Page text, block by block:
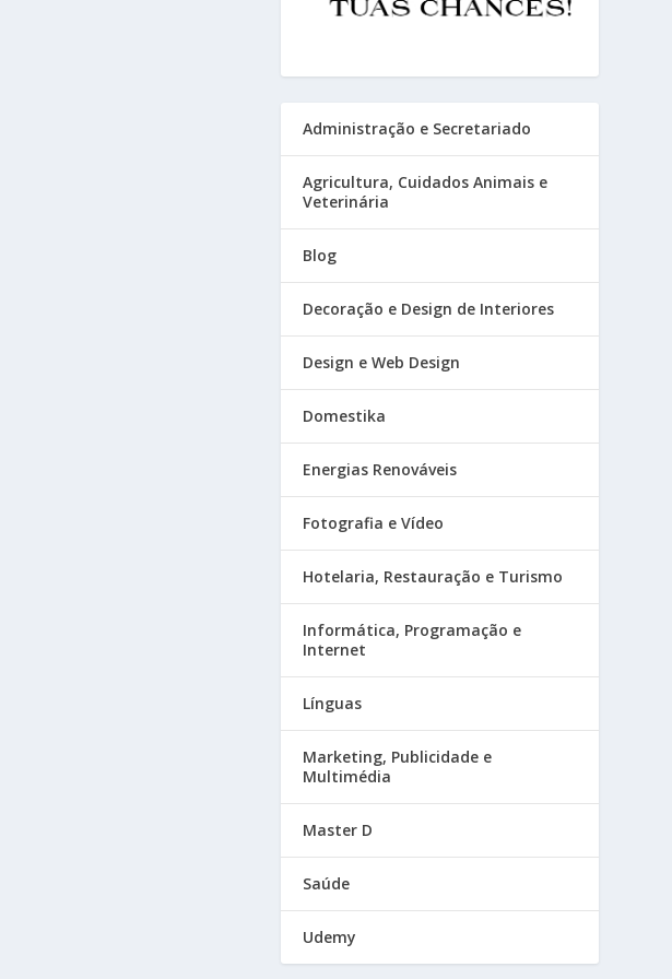
Administração e Secretariado
Agricultura, Cuidados Animais e
Veterinária
Blog
Decoração e Design de Interiores
Design e Web Design
Domestika
Energias Renováveis
Fotografia e Vídeo
Hotelaria, Restauração e Turismo
Informática, Programação e
Internet
Línguas
Marketing, Publicidade e
Multimédia
Master D
Saúde
Udemy